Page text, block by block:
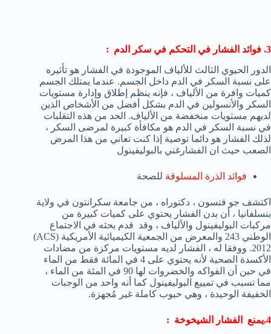
3. فوائد الفشار في التحكم في سكر الدم :
الدور الحيوي الثالث للألياف الموجودة في الفشار هو تأثيره
على نسبة السكر في الدم داخل الجسم. عندما يمتلك الجسم
كميات وافرة من الألياف ، فإنه ينظم إطلاق وإدارة مستويات
السكر والأنسولين في الدم بشكل أفضل من الأشخاص الذين
لديهم مستويات منخفضة من الألياف. الحد من هذه التقلبات
في نسبة السكر في الدم هو مكافأة كبيرة لمرضى السكر ،
لذلك الفشار هو دائما توصية إذا كنت تعاني من هذا المرض
الصعب حيث ان الفشارغني بالبوليفينول
فوائد الذرة المسلوقة للصحة
اكتشف جو فنسون ، دكتوراه ، من جامعة سكرانتون في ولاية
بنسلفانيا ، أن بدن الفشار يحتوي على كميات كبيرة من
مركبات البوليفينول والألياف ، وقد قدم بحثه في الاجتماع
الوطني 243 والمعرض من الجمعية الكيميائية الأمريكية (ACS)
2012. ووفقا له ، الفشار لديه مستويات مركزة من مضادات
الأكسدة الصحية لأنه يحتوي على 4 في المائة فقط من الماء
في حين أن الفواكه والخضروات لها 90 في المئة من الماء ،
مما تسبب في تمييع البوليفينول كما أنه واحد من الوجبات
الخفيفة الوحيدة ، وهي حبوب كاملة غير مُجهزة.
4.يمنع الفشار الشيخوخة :